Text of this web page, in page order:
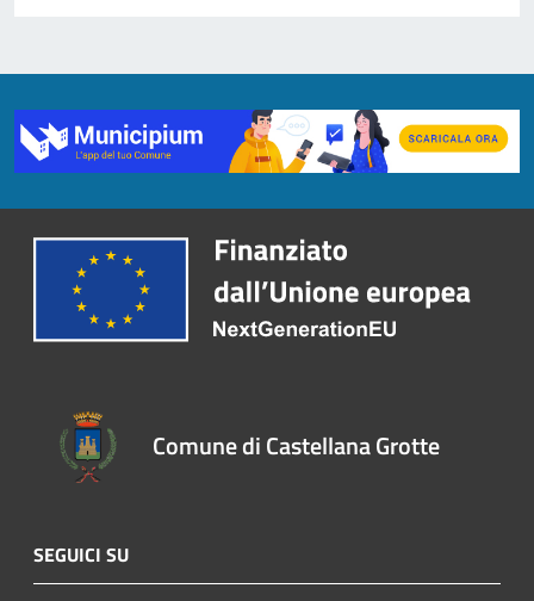
Comune di Castellana Grotte
SEGUICI SU